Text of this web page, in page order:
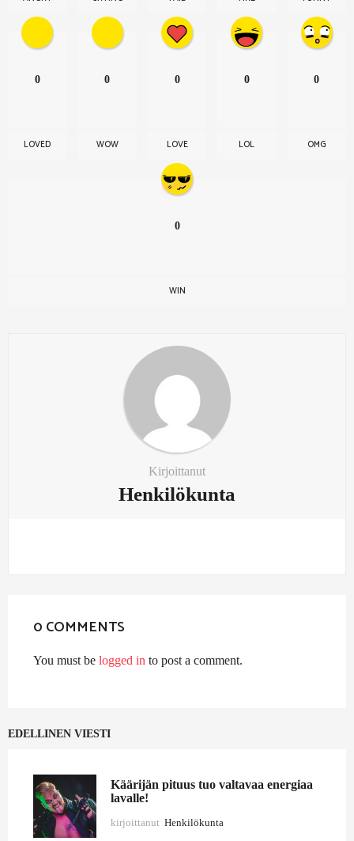
0
LOVED
0
WOW
0
LOVE
0
LOL
0
OMG
0
WIN
Kirjoittanut
Henkilökunta
0 COMMENTS
You must be logged in to post a comment.
EDELLINEN VIESTI
Käärijän pituus tuo valtavaa energiaa
lavalle!
kirjoittanut Henkilökunta